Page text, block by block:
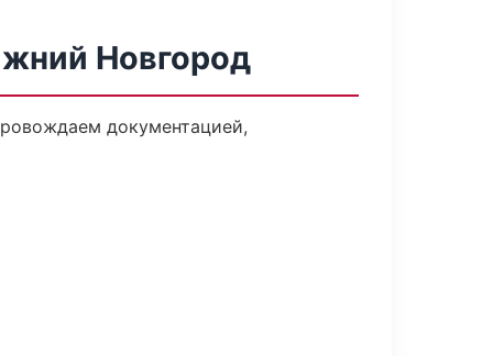
Новгород
документацией,